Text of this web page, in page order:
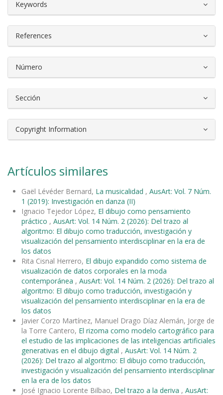
Keywords
References
Número
Sección
Copyright Information
Artículos similares
Gaël Lévéder Bernard, La musicalidad , AusArt: Vol. 7 Núm.
1 (2019): Investigación en danza (II)
Ignacio Tejedor López, El dibujo como pensamiento
práctico , AusArt: Vol. 14 Núm. 2 (2026): Del trazo al
algoritmo: El dibujo como traducción, investigación y
visualización del pensamiento interdisciplinar en la era de
los datos
Rita Cisnal Herrero, El dibujo expandido como sistema de
visualización de datos corporales en la moda
contemporánea , AusArt: Vol. 14 Núm. 2 (2026): Del trazo al
algoritmo: El dibujo como traducción, investigación y
visualización del pensamiento interdisciplinar en la era de
los datos
Javier Corzo Martínez, Manuel Drago Díaz Alemán, Jorge de
la Torre Cantero, El rizoma como modelo cartográfico para
el estudio de las implicaciones de las inteligencias artificiales
generativas en el dibujo digital , AusArt: Vol. 14 Núm. 2
(2026): Del trazo al algoritmo: El dibujo como traducción,
investigación y visualización del pensamiento interdisciplinar
en la era de los datos
José Ignacio Lorente Bilbao, Del trazo a la deriva , AusArt: